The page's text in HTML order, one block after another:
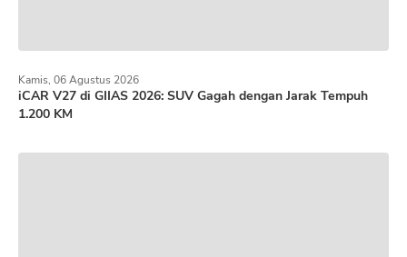
iCAR V27 di GIIAS 2026: SUV Gagah dengan Jarak Tempuh
1.200 KM
Kamis, 06 Agustus 2026